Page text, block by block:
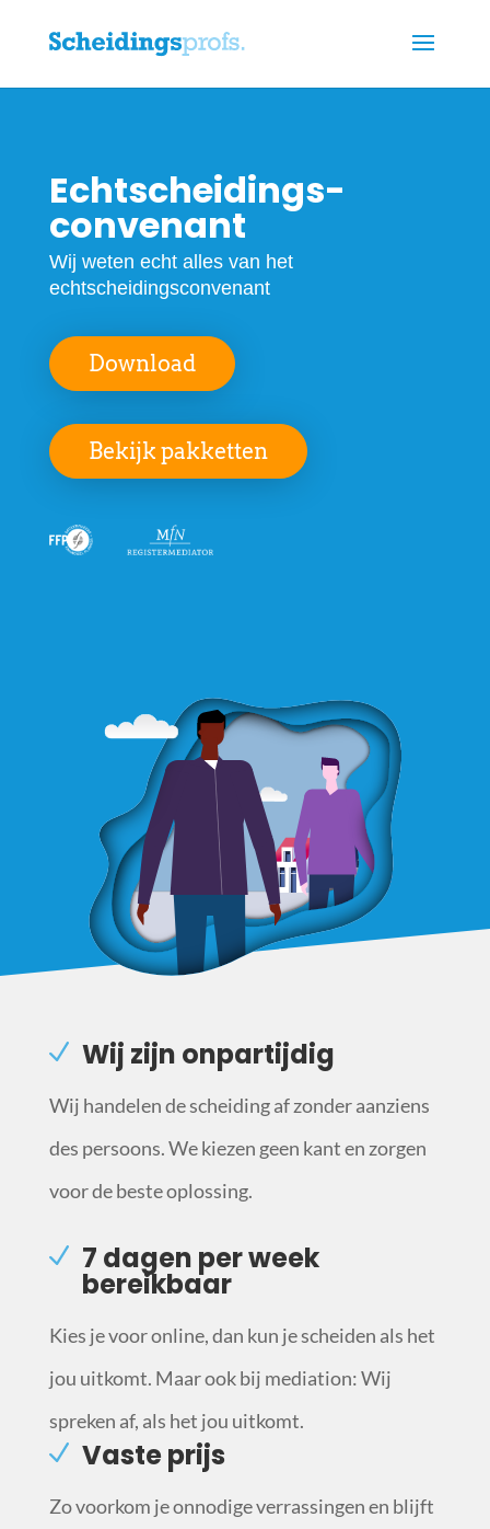
Echtscheidings­
convenant
Wij weten echt alles van het
echtscheidingsconvenant
Download
Bekijk pakketten
Wij zijn onpartijdig
Wij handelen de scheiding af zonder aanziens
des persoons. We kiezen geen kant en zorgen
voor de beste oplossing.
7 dagen per week
bereikbaar
Kies je voor online, dan kun je scheiden als het
jou uitkomt. Maar ook bij mediation: Wij
spreken af, als het jou uitkomt.
Vaste prijs
Zo voorkom je onnodige verrassingen en blijft